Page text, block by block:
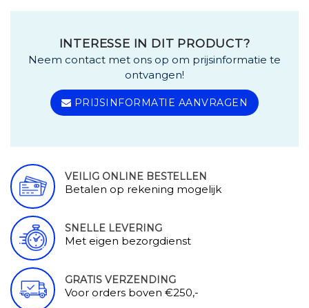
INTERESSE IN DIT PRODUCT?
Neem contact met ons op om prijsinformatie te
ontvangen!
PRIJSINFORMATIE AANVRAGEN
VEILIG ONLINE BESTELLEN
Betalen op rekening mogelijk
SNELLE LEVERING
Met eigen bezorgdienst
GRATIS VERZENDING
Voor orders boven €250,-